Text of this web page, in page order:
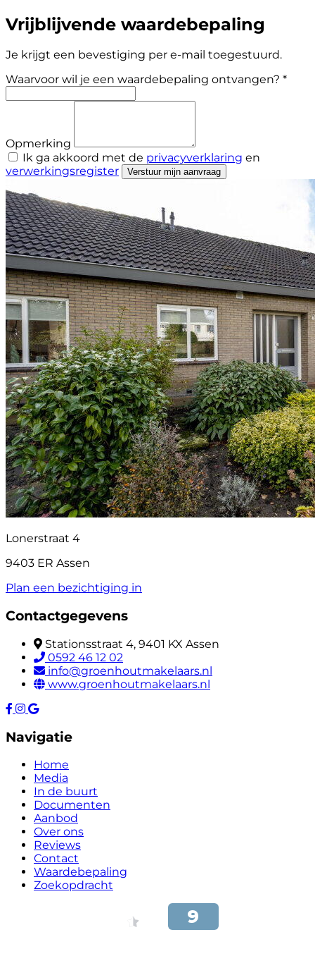
Vrijblijvende waardebepaling
Je krijgt een bevestiging per e-mail toegestuurd.
Waarvoor wil je een waardebepaling ontvangen? *
Opmerking
Ik ga akkoord met de privacyverklaring en
verwerkingsregister
Verstuur mijn aanvraag
Lonerstraat 4
9403 ER Assen
Plan een bezichtiging in
Contactgegevens
Stationsstraat 4, 9401 KX Assen
0592 46 12 02
info@groenhoutmakelaars.nl
www.groenhoutmakelaars.nl
Navigatie
Home
Media
In de buurt
Documenten
Aanbod
Over ons
Reviews
Contact
Waardebepaling
Zoekopdracht